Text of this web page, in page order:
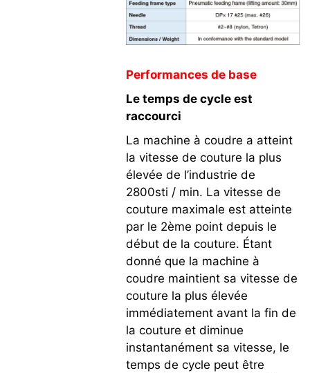
Performances de base
Le temps de cycle est
raccourci
La machine à coudre a atteint
la vitesse de couture la plus
élevée de l’industrie de
2800sti / min. La vitesse de
couture maximale est atteinte
par le 2ème point depuis le
début de la couture. Étant
donné que la machine à
coudre maintient sa vitesse de
couture la plus élevée
immédiatement avant la fin de
la couture et diminue
instantanément sa vitesse, le
temps de cycle peut être